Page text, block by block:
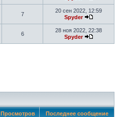
7
20 сен 2022, 12:59
Spyder
6
28 ноя 2022, 22:38
Spyder
Просмотров Последнее сообщение